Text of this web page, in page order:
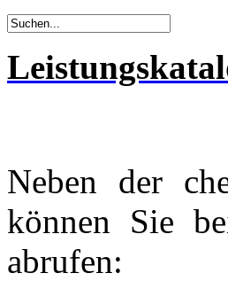
Neben der
können Sie
abrufen: